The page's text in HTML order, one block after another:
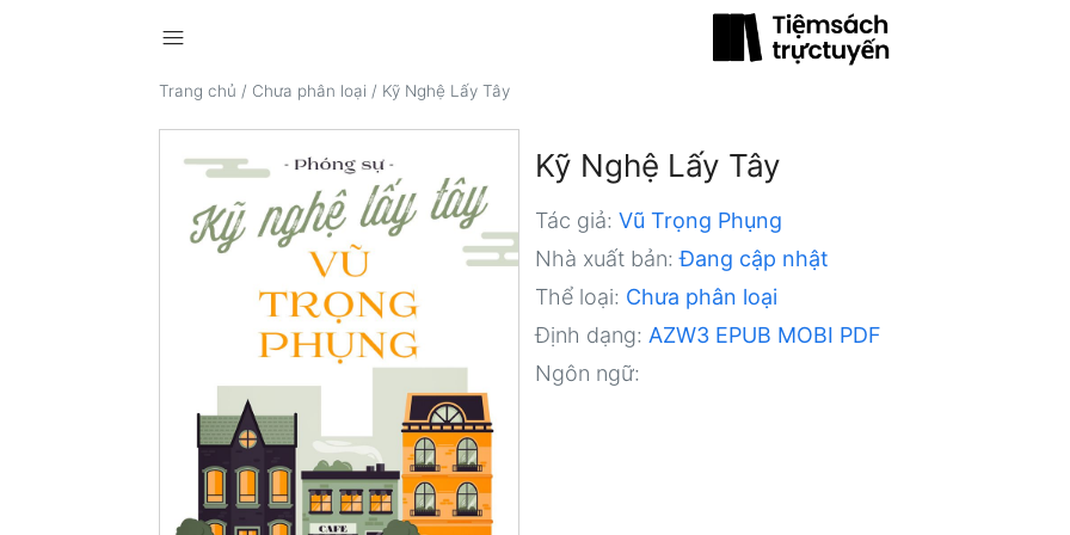
menu
Trang chủ / Chưa phân loại / Kỹ Nghệ Lấy Tây
Kỹ Nghệ Lấy Tây
Tác giả: Vũ Trọng Phụng
Nhà xuất bản: Đang cập nhật
Thể loại: Chưa phân loại
Định dạng: AZW3 EPUB MOBI PDF
Ngôn ngữ: